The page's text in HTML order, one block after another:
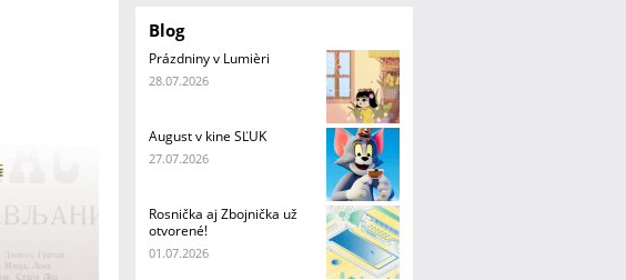
Blog
Prázdniny v Lumièri
28.07.2026
August v kine SĽUK
27.07.2026
Rosnička aj Zbojnička už
otvorené!
01.07.2026